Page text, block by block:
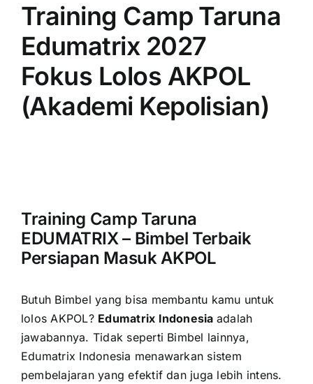
Training Camp Taruna
Edumatrix 2027
Fokus Lolos AKPOL
(Akademi Kepolisian)
Training Camp Taruna
EDUMATRIX – Bimbel Terbaik
Persiapan Masuk AKPOL
Butuh Bimbel yang bisa membantu kamu untuk
lolos AKPOL? Edumatrix Indonesia adalah
jawabannya. Tidak seperti Bimbel lainnya,
Edumatrix Indonesia menawarkan sistem
pembelajaran yang efektif dan juga lebih intens.